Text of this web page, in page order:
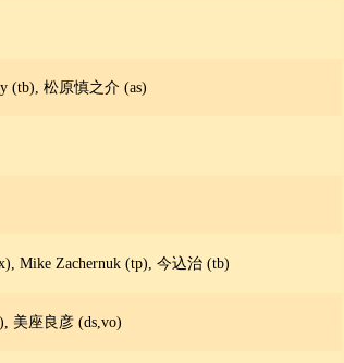
(tb), 松原慎之介 (as)
Mike Zachernuk (tp), 今込治 (tb)
美座良彦 (ds,vo)